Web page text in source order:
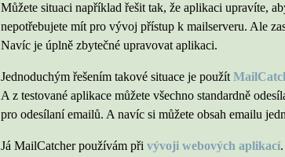
Můžete situaci například řešit tak, že aplikaci upravíte,
nepotřebujete mít pro vývoj přístup k mailserveru. Ale
Navíc je úplně zbytečné upravovat aplikaci.
Jednoduchým řešením takové situace je použít
A z testované aplikace můžete všechno standardně
pro odesílaní emailů. A navíc si můžete obsah emailu
Já MailCatcher používám při vývoji webových aplikací